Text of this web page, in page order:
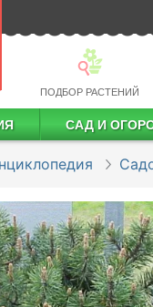
ПОДБОР РАСТЕНИЙ
САД И